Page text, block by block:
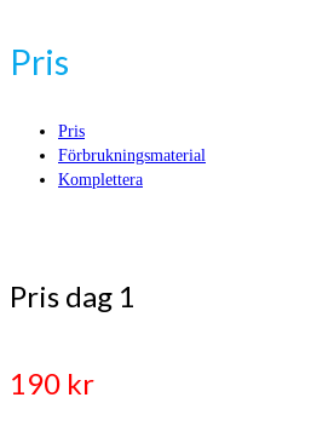
Pris
Pris
Förbrukningsmaterial
Komplettera
Pris dag 1
190 kr